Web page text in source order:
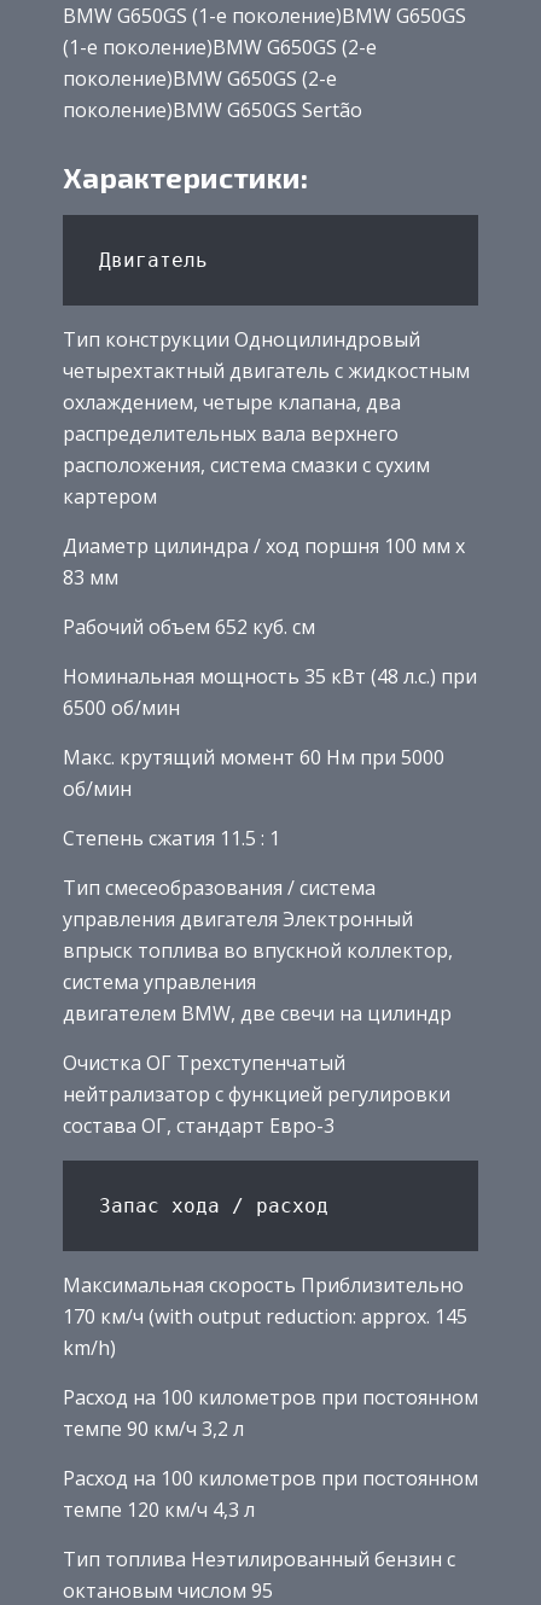
BMW G650GS (1-е поколение)BMW G650GS
(1-е поколение)BMW G650GS (2-е
поколение)BMW G650GS (2-е
поколение)BMW G650GS Sertão
Характеристики:
Тип конструкции Одноцилиндровый
четырехтактный двигатель с жидкостным
охлаждением, четыре клапана, два
распределительных вала верхнего
расположения, система смазки с сухим
картером
Диаметр цилиндра / ход поршня 100 мм x
83 мм
Рабочий объем 652 куб. см
Номинальная мощность 35 кВт (48 л.с.) при
6500 об/мин
Макс. крутящий момент 60 Нм при 5000
об/мин
Степень сжатия 11.5 : 1
Тип смесеобразования / система
управления двигателя Электронный
впрыск топлива во впускной коллектор,
система управления
двигателем BMW, две свечи на цилиндр
Очистка ОГ Трехступенчатый
нейтрализатор с функцией регулировки
состава ОГ, стандарт Евро-3
Максимальная скорость Приблизительно
170 км/ч (with output reduction: approx. 145
km/h)
Расход на 100 километров при постоянном
темпе 90 км/ч 3,2 л
Расход на 100 километров при постоянном
темпе 120 км/ч 4,3 л
Тип топлива Неэтилированный бензин с
октановым числом 95